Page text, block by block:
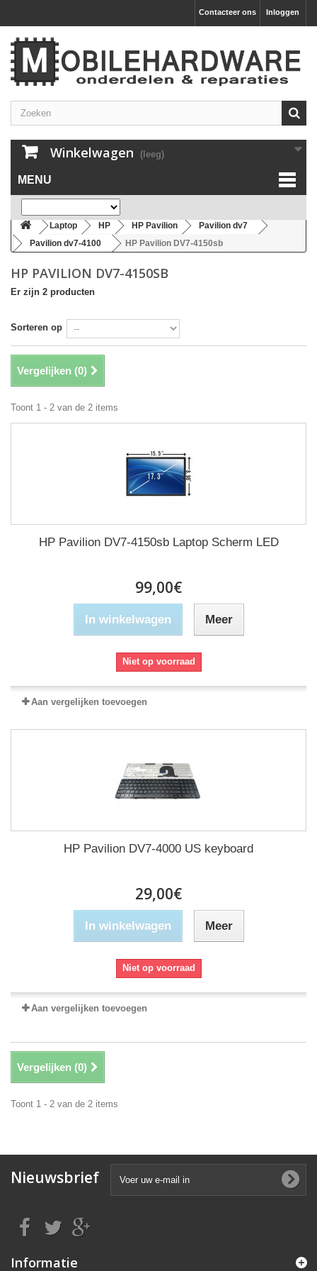
Inloggen
Contacteer ons
Winkelwagen (leeg)
MENU
Laptop HP HP Pavilion
Pavilion dv7
Pavilion dv7-4100
HP Pavilion DV7-4150sb
HP PAVILION DV7-4150SB
Er zijn 2 producten
Sorteren op
Vergelijken (0)
Toont 1 - 2 van de 2 items
HP Pavilion DV7-4150sb Laptop Scherm LED
99,00€
In winkelwagen Meer
Niet op voorraad
Aan vergelijken toevoegen
HP Pavilion DV7-4000 US keyboard
29,00€
In winkelwagen Meer
Niet op voorraad
Aan vergelijken toevoegen
Vergelijken (0)
Toont 1 - 2 van de 2 items
Nieuwsbrief
Informatie